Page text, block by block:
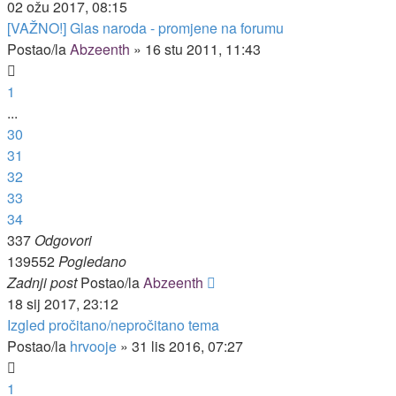
02 ožu 2017, 08:15
[VAŽNO!] Glas naroda - promjene na forumu
Postao/laAbzeenth » 16 stu 2011, 11:43
1
...
30
31
32
33
34
337 Odgovori
139552Pogledano
Zadnji postPostao/laAbzeenth
18 sij 2017, 23:12
Izgled pročitano/nepročitano tema
Postao/la hrvooje » 31 lis 2016, 07:27
1